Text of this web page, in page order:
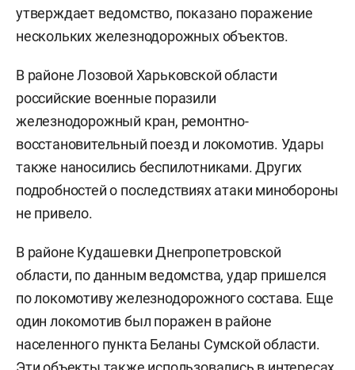
утверждает ведомство, показано поражение
нескольких железнодорожных объектов.
В районе Лозовой Харьковской области
российские военные поразили
железнодорожный кран, ремонтно-
восстановительный поезд и локомотив. Удары
также наносились беспилотниками. Других
подробностей о последствиях атаки минобороны
не привело.
В районе Кудашевки Днепропетровской
области, по данным ведомства, удар пришелся
по локомотиву железнодорожного состава. Еще
один локомотив был поражен в районе
населенного пункта Беланы Сумской области.